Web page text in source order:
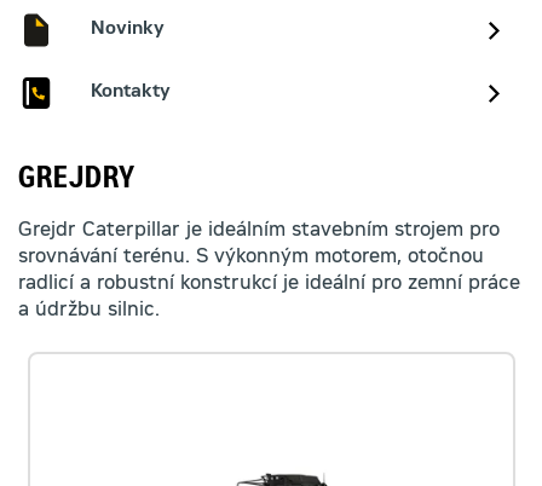
Novinky
Kontakty
GREJDRY
Grejdr Caterpillar je ideálním stavebním strojem pro
srovnávání terénu. S výkonným motorem, otočnou
radlicí a robustní konstrukcí je ideální pro zemní práce
a údržbu silnic.